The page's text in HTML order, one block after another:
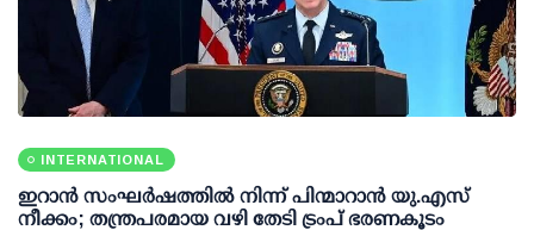
INTERNATIONAL
ഇറാന്‍ സംഘര്‍ഷത്തില്‍ നിന്ന് പിന്മാറാന്‍ യു.എസ്
നീക്കം; തന്ത്രപരമായ വഴി തേടി ട്രംപ് ഭരണകൂടം